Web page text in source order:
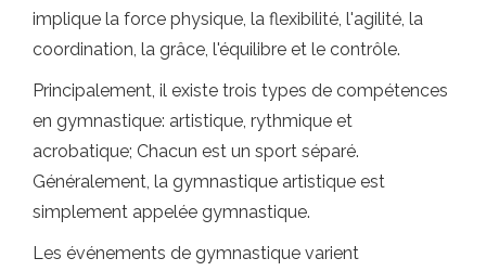
implique la force physique, la flexibilité, l'agilité, la
coordination, la grâce, l'équilibre et le contrôle.
Principalement, il existe trois types de compétences
en gymnastique: artistique, rythmique et
acrobatique; Chacun est un sport séparé.
Généralement, la gymnastique artistique est
simplement appelée gymnastique.
Les événements de gymnastique varient